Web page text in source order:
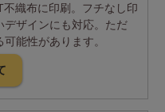
不織布に印刷。フチなし印
デザインにも対応。ただ
能性があります。